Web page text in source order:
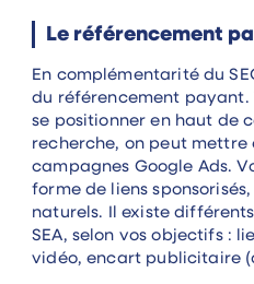
Le référencement
En complémentarité du
du référencement payant.
se positionner en haut de
recherche, on peut mettre
campagnes Google Ads.
forme de liens
naturels. Il existe
SEA, selon vos objectifs :
vidéo, encart publicitaire